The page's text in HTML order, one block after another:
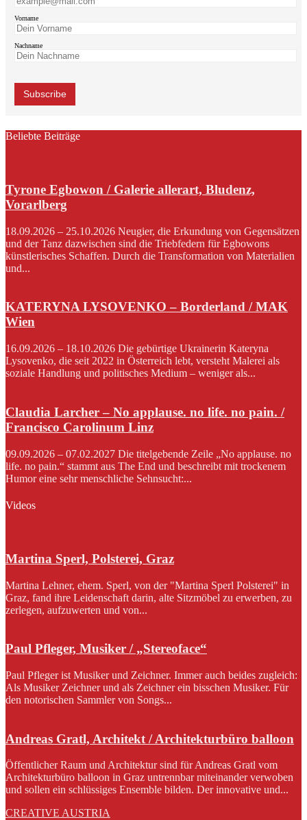
Vorname
Nachname
Beliebte Beiträge
Tyrone Egbowon / Galerie allerart, Bludenz,
Vorarlberg
18.09.2026 – 25.10.2026 Neugier, die Erkundung von Gegensätzen
und der Tanz dazwischen sind die Triebfedern für Egbowons
künstlerisches Schaffen. Durch die Transformation von Materialien
und...
KATERYNA LYSOVENKO – Borderland / MAK
Wien
16.09.2026 – 18.10.2026 Die gebürtige Ukrainerin Kateryna
Lysovenko, die seit 2022 in Österreich lebt, versteht Malerei als
soziale Handlung und politisches Medium – weniger als...
Claudia Larcher – No applause. no life. no pain. /
Francisco Carolinum Linz
09.09.2026 – 07.02.2027 Die titelgebende Zeile „No applause. no
life. no pain.“ stammt aus The End und beschreibt mit trockenem
Humor eine sehr menschliche Sehnsucht:...
Videos
Martina Sperl, Polsterei, Graz
Martina Lehner, ehem. Sperl, von der "Martina Sperl Polsterei" in
Graz, fand ihre Leidenschaft darin, alte Sitzmöbel zu erwerben, zu
zerlegen, aufzuwerten und von...
Paul Pfleger, Musiker / „Stereoface“
Paul Pfleger ist Musiker und Zeichner. Immer auch beides zugleich:
Als Musiker Zeichner und als Zeichner ein bisschen Musiker. Für
den notorischen Sammler von Songs...
Andreas Gratl, Architekt / Architekturbüro balloon
Öffentlicher Raum und Architektur sind für Andreas Gratl vom
Architekturbüro balloon in Graz untrennbar miteinander verwoben
und sollen ein schlüssiges Ensemble bilden. Der innovative und...
CREATIVE AUSTRIA